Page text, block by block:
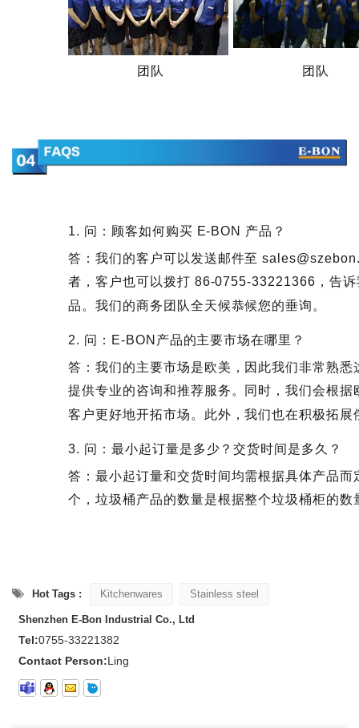
团队 团队
1. 问：顾客如何购买 E-BON 产品？
答：我们的客户可以发送邮件至
者，客户也可以拨打 86-0755-33221366，告
品。我们的商务团队全天候恭候您的垂询。
2. 问：E-BON产品的主要市场在哪里？
答：我们的主要市场是欧美，因此我们非常熟
提供专业的咨询和推荐服务。同时，我们会根
客户更好地开拓市场。此外，我们也在积极拓
3. 问：最小起订量是多少？交货时间是多久？
答：最小起订量和交货时间均需根据具体产品
个，垃圾桶产品的数量是根据整个垃圾桶柜的
Hot Tags : Kitchenwares Stainless steel
Shenzhen E-Bon Industrial Co., Ltd
Tel:0755-33221382
Contact Person:Ling